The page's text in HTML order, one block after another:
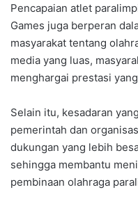
Pencapaian atlet
Games juga berperan
masyarakat tentang
media yang luas,
menghargai prestasi
Selain itu, kesadaran
pemerintah dan
dukungan yang lebih
sehingga membantu
pembinaan olahraga